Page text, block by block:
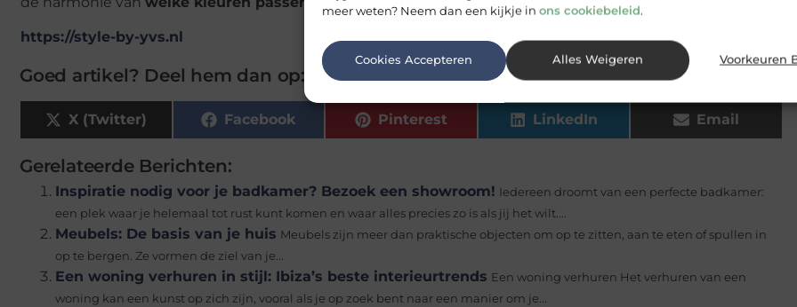
meer weten? Neem dan een kijkje in ons cookiebeleid.
Cookies Accepteren Alles Weigeren Voorkeuren
https://style-by-yvs.nl
Goed artikel? Deel hem dan op:
X (Twitter) Facebook Pinterest LinkedIn Email
Gerelateerde Berichten:
Inspiratie nodig voor je badkamer? Bezoek een showroom! Iedereen droomt van een perfecte badkamer:
een plek waar je helemaal tot rust kunt komen en waar alles precies zo is als jij het wilt....
Meubels: De basis van je huis Meubels zijn meer dan praktische objecten om op te zitten, aan te eten of spullen in
op te bergen. Ze vormen de ziel van je...
Een woning verhuren in stijl: Ibiza’s beste interieurtrends Een woning verhuren Het verhuren van een
woning kan een kunst op zich zijn, vooral als je op zoek bent naar een manier om je...